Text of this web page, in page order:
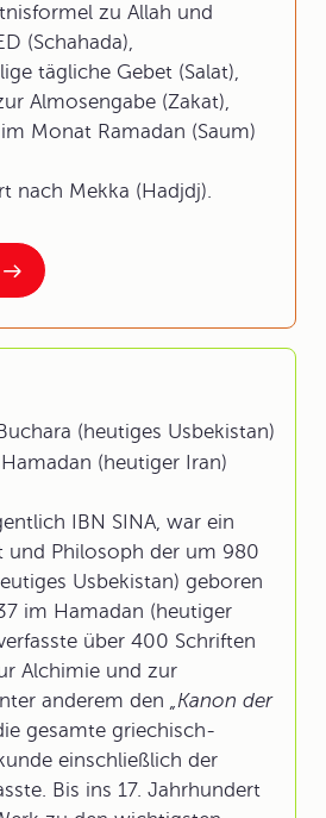
zu Allah und
(Schahada),
tägliche Gebet (Salat),
Almosengabe (Zakat),
Monat Ramadan (Saum)
nach Mekka (Hadjdj).
(heutiges Usbekistan)
(heutiger Iran)
IBN SINA, war ein
und Philosoph der um 980
Usbekistan) geboren
im Hamadan (heutiger
über 400 Schriften
Alchimie und zur
anderem den „Kanon der
gesamte griechisch-
einschließlich der
Bis ins 17. Jahrhundert